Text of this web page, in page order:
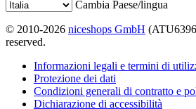
Cambia Paese/lingua
© 2010-2026 niceshops GmbH
reserved.
Informazioni legali e termini di
Protezione dei dati
Condizioni generali di contratto e
Dichiarazione di accessibilità